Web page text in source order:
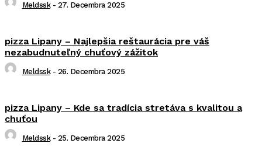
Meldssk - 27. Decembra 2025
pizza Lipany – Najlepšia reštaurácia pre váš
nezabudnuteľný chuťový zážitok
Meldssk - 26. Decembra 2025
pizza Lipany – Kde sa tradícia stretáva s kvalitou a
chuťou
Meldssk - 25. Decembra 2025